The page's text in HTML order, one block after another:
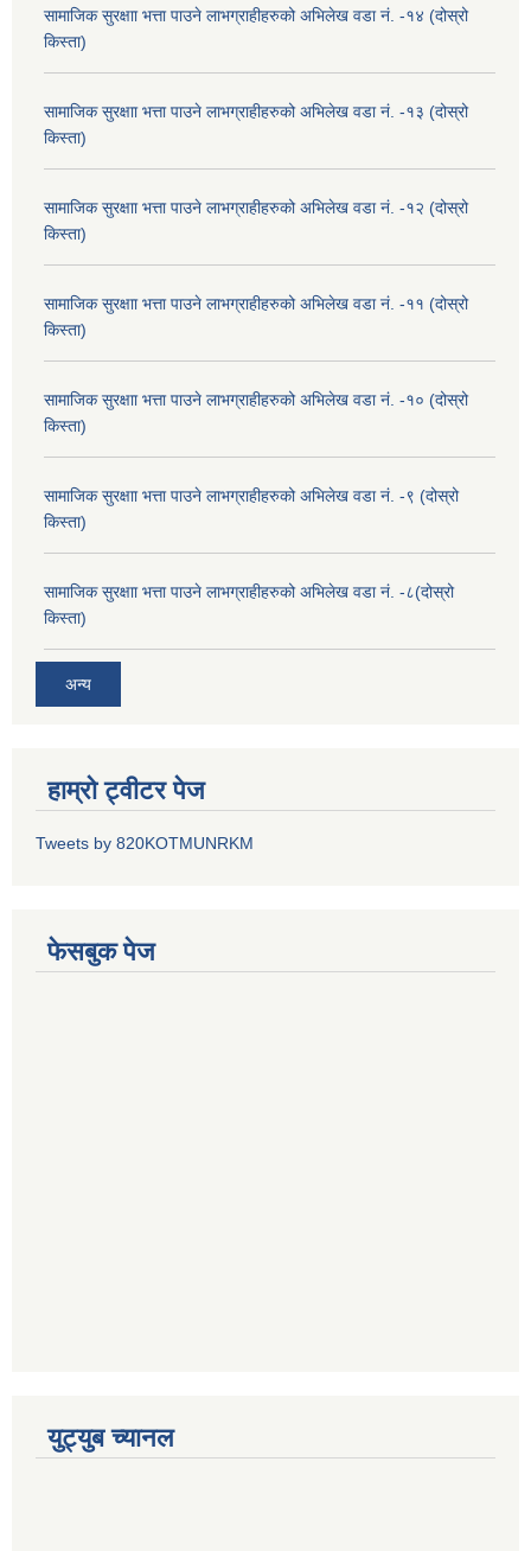
सामाजिक सुरक्षाा भत्ता पाउने लाभग्राहीहरुको अभिलेख वडा नं. -१४ (दोस्रो
किस्ता)
सामाजिक सुरक्षाा भत्ता पाउने लाभग्राहीहरुको अभिलेख वडा नं. -१३ (दोस्रो
किस्ता)
सामाजिक सुरक्षाा भत्ता पाउने लाभग्राहीहरुको अभिलेख वडा नं. -१२ (दोस्रो
किस्ता)
सामाजिक सुरक्षाा भत्ता पाउने लाभग्राहीहरुको अभिलेख वडा नं. -११ (दोस्रो
किस्ता)
सामाजिक सुरक्षाा भत्ता पाउने लाभग्राहीहरुको अभिलेख वडा नं. -१० (दोस्रो
किस्ता)
सामाजिक सुरक्षाा भत्ता पाउने लाभग्राहीहरुको अभिलेख वडा नं. -९ (दोस्रो
किस्ता)
सामाजिक सुरक्षाा भत्ता पाउने लाभग्राहीहरुको अभिलेख वडा नं. -८(दोस्रो
किस्ता)
अन्य
हाम्रो ट्वीटर पेज
Tweets by 820KOTMUNRKM
फेसबुक पेज
युट्युब च्यानल